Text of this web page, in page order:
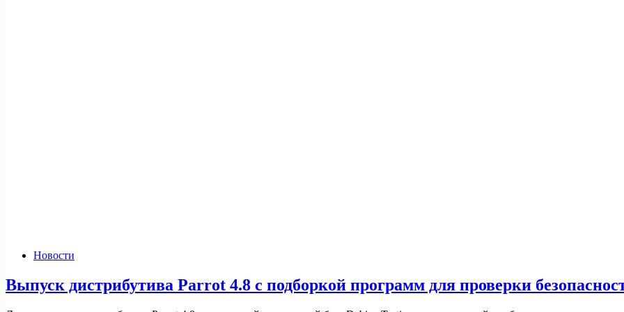
Новости
Выпуск дистрибутива Parrot 4.8 с подборкой программ для проверки